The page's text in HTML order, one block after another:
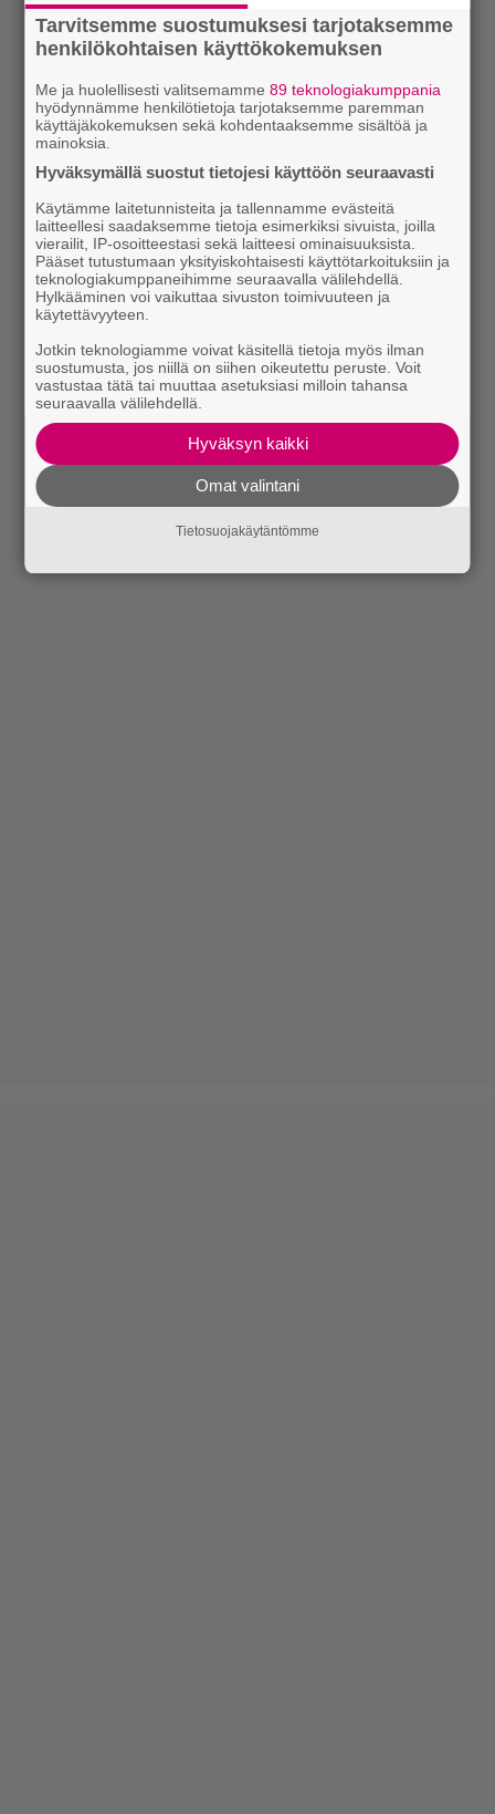
Tarvitsemme suostumuksesi tarjotaksemme
henkilökohtaisen käyttökokemuksen
Me ja huolellisesti valitsemamme89 teknologiakumppania
hyödynnämme henkilötietoja tarjotaksemme paremman
käyttäjäkokemuksen sekä kohdentaaksemme sisältöä ja
mainoksia.
Hyväksymällä suostut tietojesi käyttöön seuraavasti
Käytämme laitetunnisteita ja tallennamme evästeitä
laitteellesi saadaksemme tietoja esimerkiksi sivuista, joilla
vierailit, IP-osoitteestasi sekä laitteesi ominaisuuksista.
Pääset tutustumaan yksityiskohtaisesti käyttötarkoituksiin ja
teknologiakumppaneihimme seuraavalla välilehdellä.
Hylkääminen voi vaikuttaa sivuston toimivuuteen ja
käytettävyyteen.
Jotkin teknologiamme voivat käsitellä tietoja myös ilman
suostumusta, jos niillä on siihen oikeutettu peruste. Voit
vastustaa tätä tai muuttaa asetuksiasi milloin tahansa
seuraavalla välilehdellä.
Hyväksyn kaikki
Omat valintani
Tietosuojakäytäntömme